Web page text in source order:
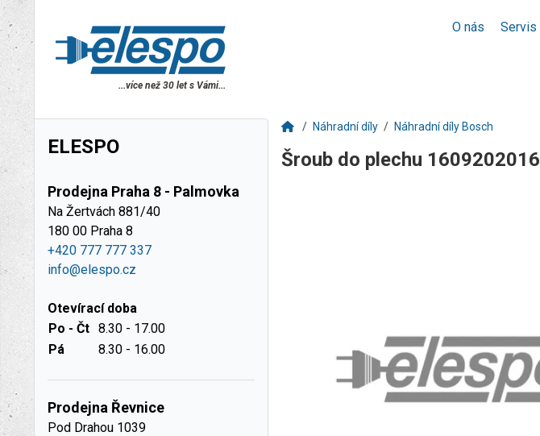
O nás Servis
...více než 30 let s Vámi...
ELESPO
Prodejna Praha 8 - Palmovka
Na Žertvách 881/40
180 00 Praha 8
+420 777 777 337
info@elespo.cz
Otevírací doba
Po - Čt 8.30 - 17.00
Pá
8.30 - 16.00
Prodejna Řevnice
Pod Drahou 1039
Náhradní díly Náhradní díly Bosch
Šroub do plechu 1609202016